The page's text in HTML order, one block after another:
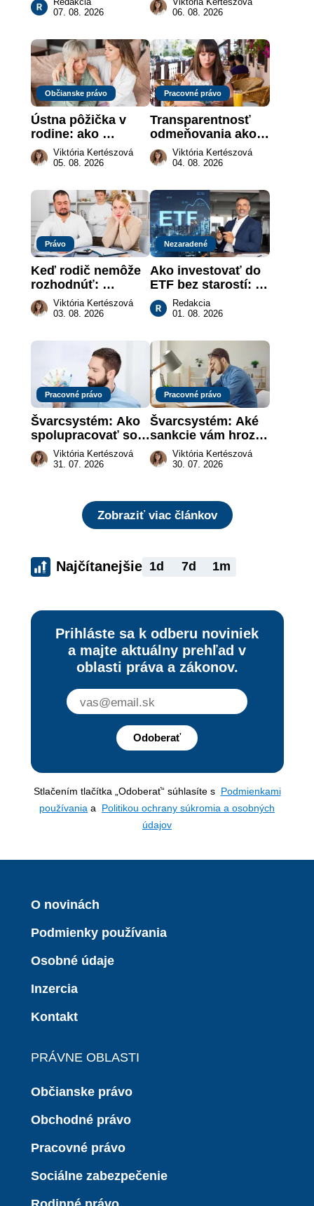
sa naozaj
07. 08. 2026
môže darca žiadať
06. 08. 2026
Občianske právo
Ústna pôžička v
rodine: ako
vymôcť peniaze,
keď na papieri nie
Viktória Kertészová
05. 08. 2026
Pracovné právo
Transparentnosť
odmeňovania ako
právna povinnosť:
revolúcia na
práce
Viktória Kertészová
04. 08. 2026
Právo
Keď rodič nemôže
rozhodnúť:
nahradenie prejavu
vôle súdom v
Viktória Kertészová
03. 08. 2026
Nezaradené
Ako investovať do
ETF bez starostí:
Investičné plány,
ktoré urobia prácu
Redakcia
01. 08. 2026
Pracovné právo
Švarcsystém: Ako
spolupracovať so
živnostníkom
legálne a bez
Viktória Kertészová
31. 07. 2026
Pracovné právo
Švarcsystém: Aké
sankcie vám hrozia
a prečo nestačí
zaplatiť pokutu?
Viktória Kertészová
30. 07. 2026
Zobraziť viac článkov
Najčítanejšie 1d 7d 1m
Prihláste sa k odberu noviniek
a majte aktuálny prehľad v
oblasti práva a zákonov.
Odoberať
Stlačením tlačítka „Odoberať“ súhlasíte s Podmienkami
používania a Politikou ochrany súkromia a osobných
údajov
O novinách
Podmienky používania
Osobné údaje
Inzercia
Kontakt
PRÁVNE OBLASTI
Občianske právo
Obchodné právo
Pracovné právo
Sociálne zabezpečenie